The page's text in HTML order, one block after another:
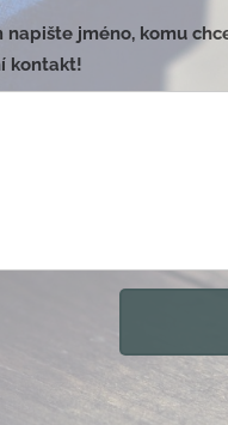
napište jméno, komu
kontakt!